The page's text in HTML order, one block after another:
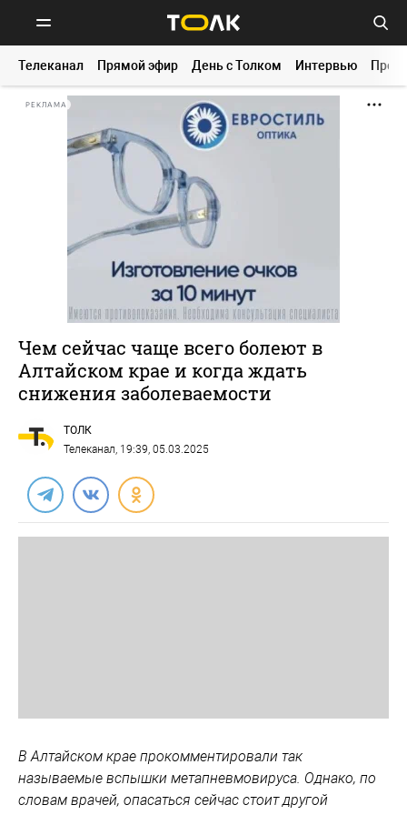
Телеканал Прямой эфир День с Толком Интервью
РЕКЛАМА
Чем сейчас чаще всего болеют в
Алтайском крае и когда ждать
снижения заболеваемости
ТОЛК
Телеканал, 19:39, 05.03.2025
В Алтайском крае прокомментировали так
называемые вспышки метапневмовируса. Однако, по
словам врачей, опасаться сейчас стоит другой